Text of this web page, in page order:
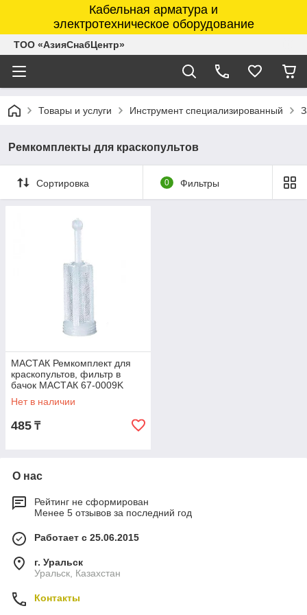
Кабельная арматура и
электротехническое оборудование
ТОО «АзияСнабЦентр»
Товары и услуги Инструмент специализированный
Ремкомплекты для краскопультов
Сортировка 0 Фильтры
МАСТАК Ремкомплект для
краскопультов, фильтр в
бачок МАСТАК 67-0009K
Нет в наличии
485 ₸
О нас
Рейтинг не сформирован
Менее 5 отзывов за последний год
Работает с 25.06.2015
г. Уральск
Уральск, Казахстан
Контакты